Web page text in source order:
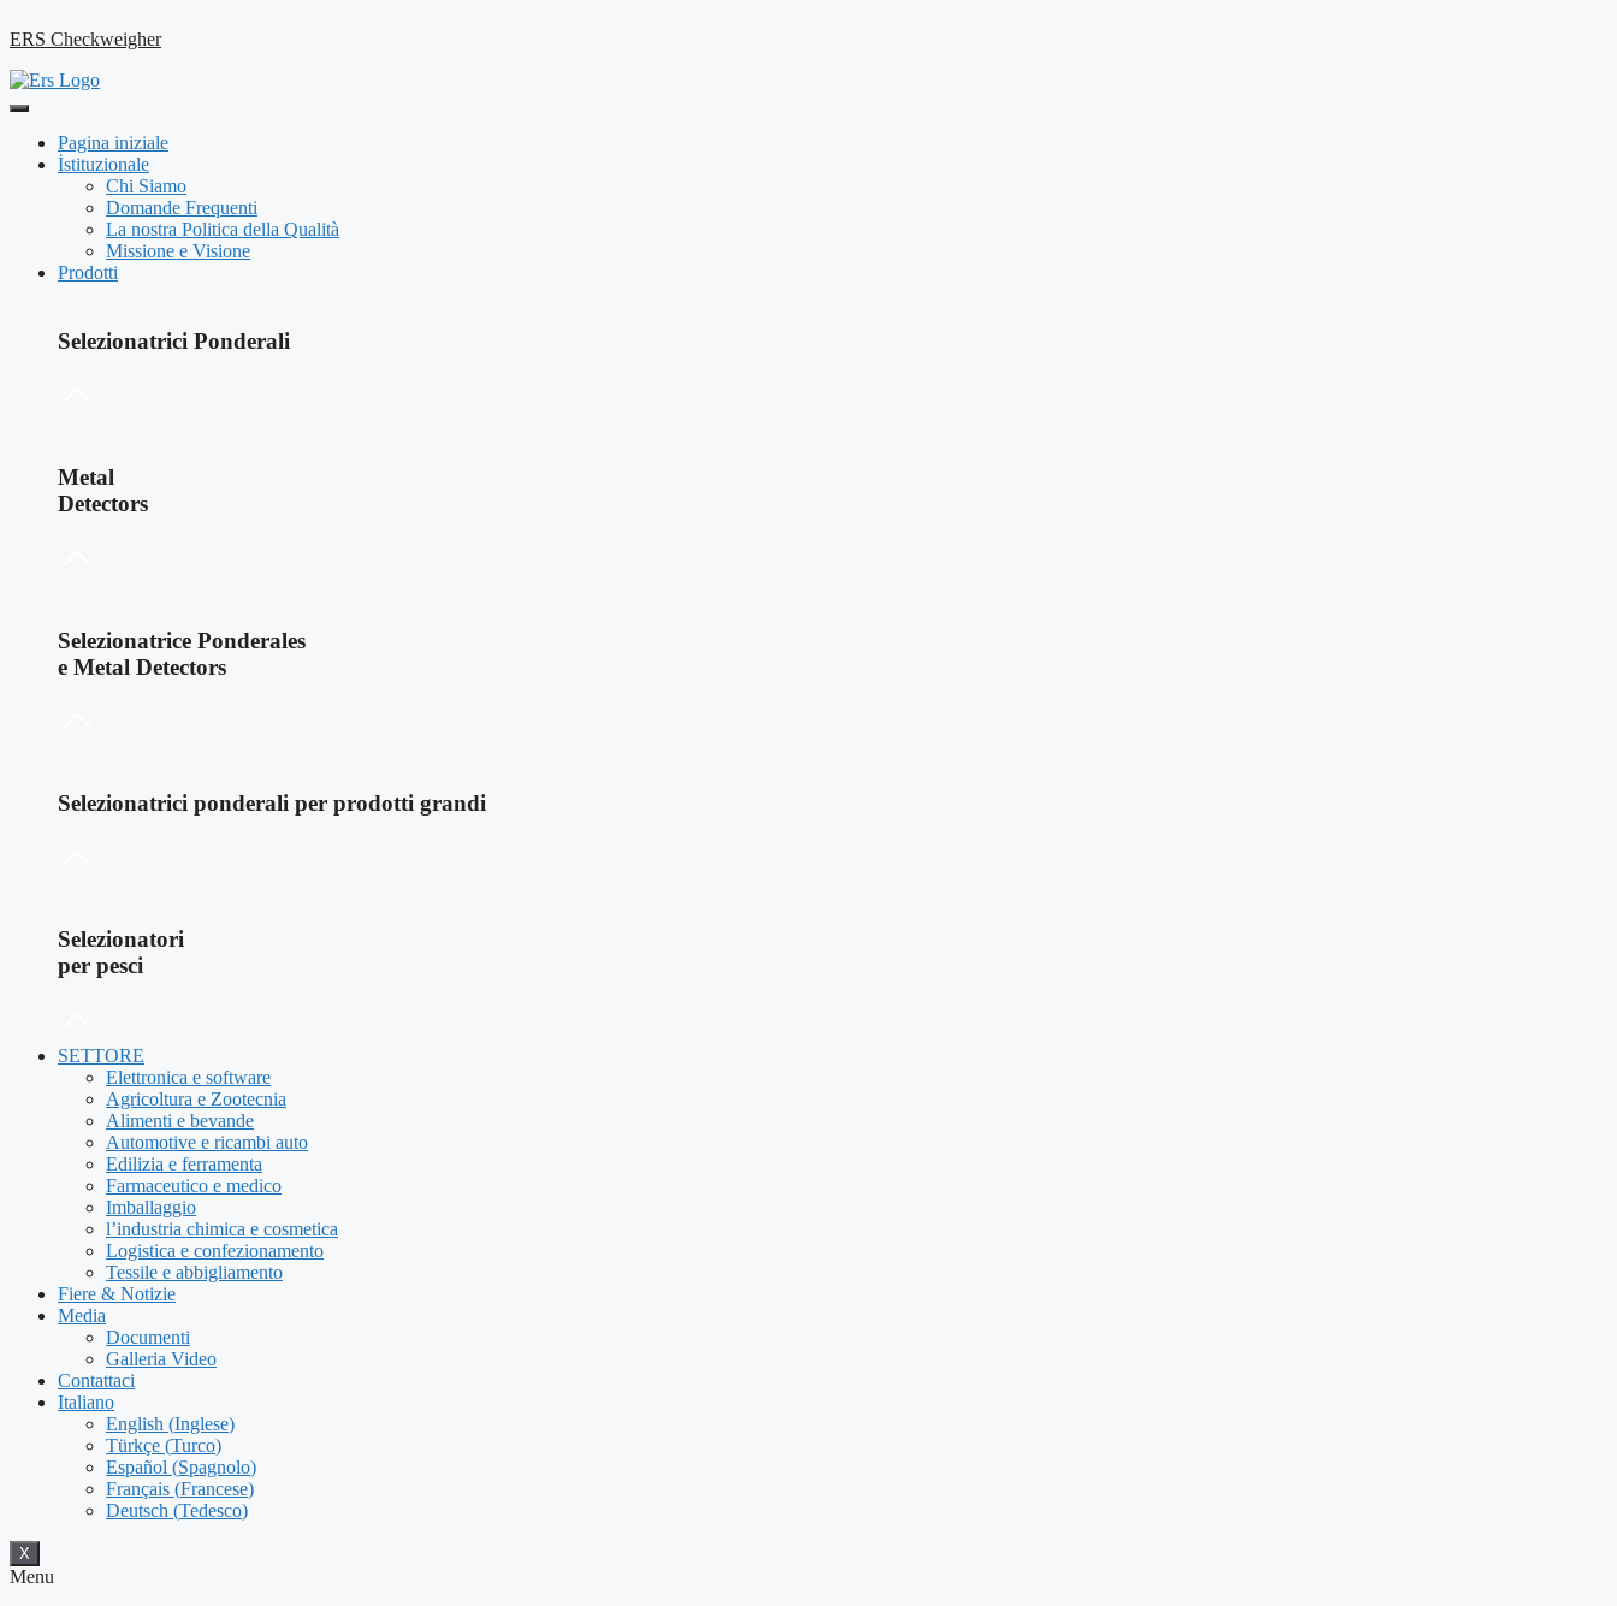
ERS Checkweigher
Pagina iniziale
İstituzionale
Chi Siamo
Domande Frequenti
La nostra Politica della Qualità
Missione e Visione
Prodotti
Selezionatrici Ponderali
Metal
Detectors
Selezionatrice Ponderales
e Metal Detectors
Selezionatrici ponderali per prodotti grandi
Selezionatori
per pesci
SETTORE
Elettronica e software
Agricoltura e Zootecnia
Alimenti e bevande
Automotive e ricambi auto
Edilizia e ferramenta
Farmaceutico e medico
Imballaggio
l’industria chimica e cosmetica
Logistica e confezionamento
Tessile e abbigliamento
Fiere & Notizie
Media
Documenti
Galleria Video
Contattaci
Italiano
English (Inglese)
Türkçe (Turco)
Español (Spagnolo)
Français (Francese)
Deutsch (Tedesco)
X
Menu